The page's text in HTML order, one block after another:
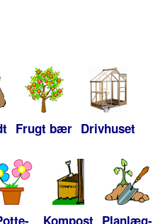
Frugt bær Drivhuset
Kompost Planlæg-